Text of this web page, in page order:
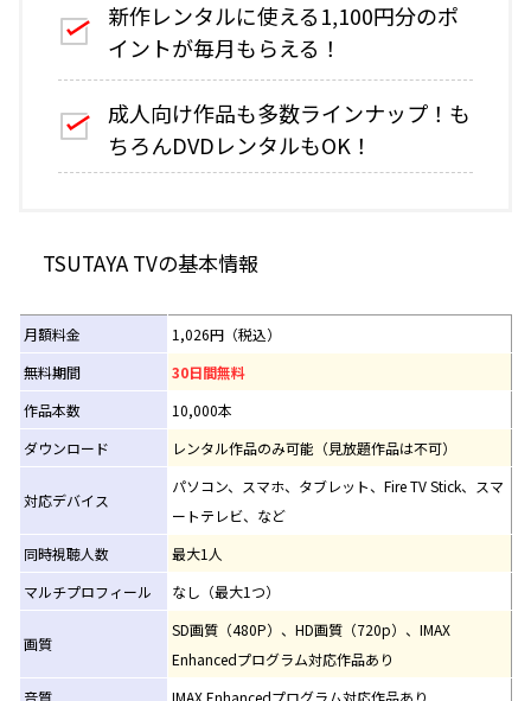
新作レンタルに使える1,100円分のポ
イントが毎月もらえる！
成人向け作品も多数ラインナップ！も
ちろんDVDレンタルもOK！
TSUTAYA TVの基本情報
月額料金
1,026円（税込）
無料期間
30日間無料
作品本数
10,000本
ダウンロード
レンタル作品のみ可能（見放題作品は不可）
対応デバイス
パソコン、スマホ、タブレット、Fire TV Stick、スマ
ートテレビ、など
同時視聴人数
最大1人
マルチプロフィール
なし（最大1つ）
画質
SD画質（480P）、HD画質（720p）、IMAX
Enhancedプログラム対応作品あり
音質
IMAX Enhancedプログラム対応作品あり